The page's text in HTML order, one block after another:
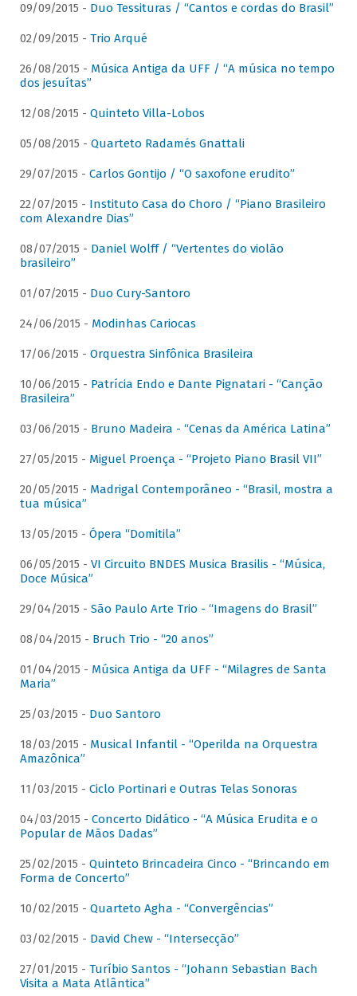
09/09/2015 - Duo Tessituras / “Cantos e cordas do Brasil”
02/09/2015 - Trio Arqué
26/08/2015 - Música Antiga da UFF / “A música no tempo
dos jesuítas”
12/08/2015 - Quinteto Villa-Lobos
05/08/2015 - Quarteto Radamés Gnattali
29/07/2015 - Carlos Gontijo / “O saxofone erudito”
22/07/2015 - Instituto Casa do Choro / “Piano Brasileiro
com Alexandre Dias”
08/07/2015 - Daniel Wolff / “Vertentes do violão
brasileiro”
01/07/2015 - Duo Cury-Santoro
24/06/2015 - Modinhas Cariocas
17/06/2015 - Orquestra Sinfônica Brasileira
10/06/2015 - Patrícia Endo e Dante Pignatari - “Canção
Brasileira”
03/06/2015 - Bruno Madeira - “Cenas da América Latina”
27/05/2015 - Miguel Proença - “Projeto Piano Brasil VII”
20/05/2015 - Madrigal Contemporâneo - “Brasil, mostra a
tua música”
13/05/2015 - Ópera “Domitila”
06/05/2015 - VI Circuito BNDES Musica Brasilis - “Música,
Doce Música”
29/04/2015 - São Paulo Arte Trio - “Imagens do Brasil”
08/04/2015 - Bruch Trio - “20 anos”
01/04/2015 - Música Antiga da UFF - “Milagres de Santa
Maria”
25/03/2015 - Duo Santoro
18/03/2015 - Musical Infantil - “Operilda na Orquestra
Amazônica”
11/03/2015 - Ciclo Portinari e Outras Telas Sonoras
04/03/2015 - Concerto Didático - “A Música Erudita e o
Popular de Mãos Dadas”
25/02/2015 - Quinteto Brincadeira Cinco - “Brincando em
Forma de Concerto”
10/02/2015 - Quarteto Agha - “Convergências”
03/02/2015 - David Chew - “Intersecção”
27/01/2015 - Turíbio Santos - “Johann Sebastian Bach
Visita a Mata Atlântica”